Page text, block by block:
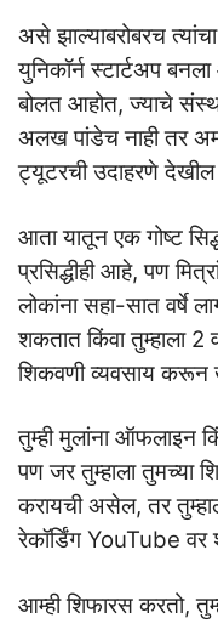
असे झाल्याबरोबरच
युनिकॉर्न स्टार्टअप
बोलत आहोत, ज्याचे
अलख पांडेच नाही तर
ट्यूटरची उदाहरणे
आता यातून एक गोष्ट
प्रसिद्धीही आहे, पण
लोकांना सहा-सात वर्षे
शकतात किंवा तुम्हाला 2
शिकवणी व्यवसाय
तुम्ही मुलांना ऑफलाइन
पण जर तुम्हाला तुमच्या
करायची असेल, तर
रेकॉर्डिंग YouTube
आम्ही शिफारस करतो,